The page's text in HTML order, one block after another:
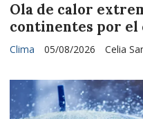
Ola de calor
continentes por el
Celia
Clima 05/08/2026